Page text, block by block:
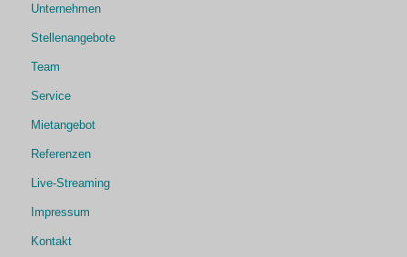
Unternehmen
Stellenangebote
Team
Service
Mietangebot
Referenzen
Live-Streaming
Impressum
Kontakt